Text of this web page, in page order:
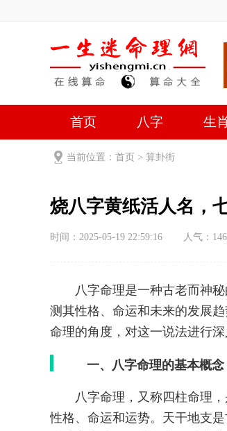
首页 八字 生肖
当前位置： 首页 > 算卦街
烧八字黄纸活人名，
时间：2025-05-19 22:59:16 人气：
八字命理是一种古老而神
测其性格、命运和未来的发展
命理的角度，对这一说法进行深
一、八字命理的基本概念
八字命理，又称四柱命理
性格、命运和运势。天干地支